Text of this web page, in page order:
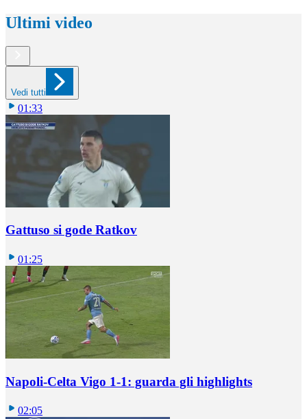
Ultimi video
Vedi tutti
01:33
Gattuso si gode Ratkov
01:25
Napoli-Celta Vigo 1-1: guarda gli highlights
02:05